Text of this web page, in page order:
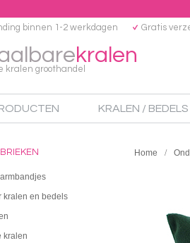
kralen
kralen groothandel
binnen 1-2 werkdagen Gratis
KRALEN / BEDELS
kralen en bedels
kralen
Home